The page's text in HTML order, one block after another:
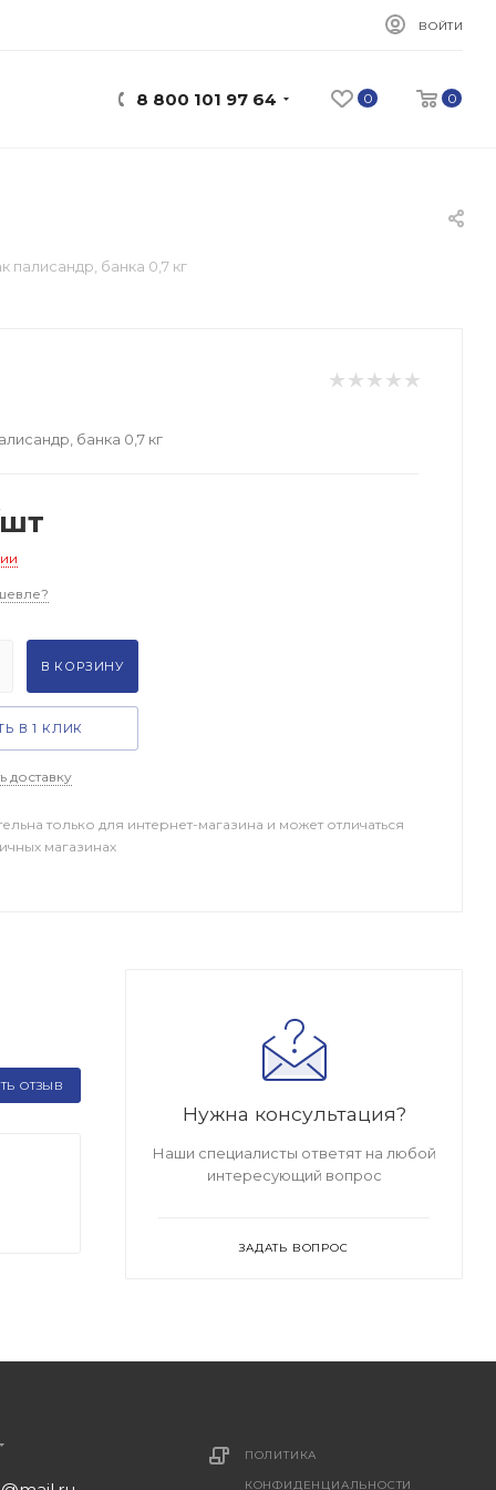
ВОЙТИ
0 0
8 800 101 97 64
палисандр, банка 0,7 кг
банка 0,7 кг
В КОРЗИНУ
В 1 КЛИК
доставку
только для интернет-магазина и может отличаться
магазинах
ОТЗЫВ
Нужна консультация?
Наши специалисты ответят на любой
интересующий вопрос
ЗАДАТЬ ВОПРОС
ПОЛИТИКА
КОНФИДЕНЦИАЛЬНОСТИ